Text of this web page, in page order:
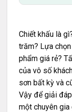
Chiết khấu là
trăm? Lựa
phẩm giá rẻ?
của vô số
sơn bất kỳ và
Vậy để giải
một chuyên